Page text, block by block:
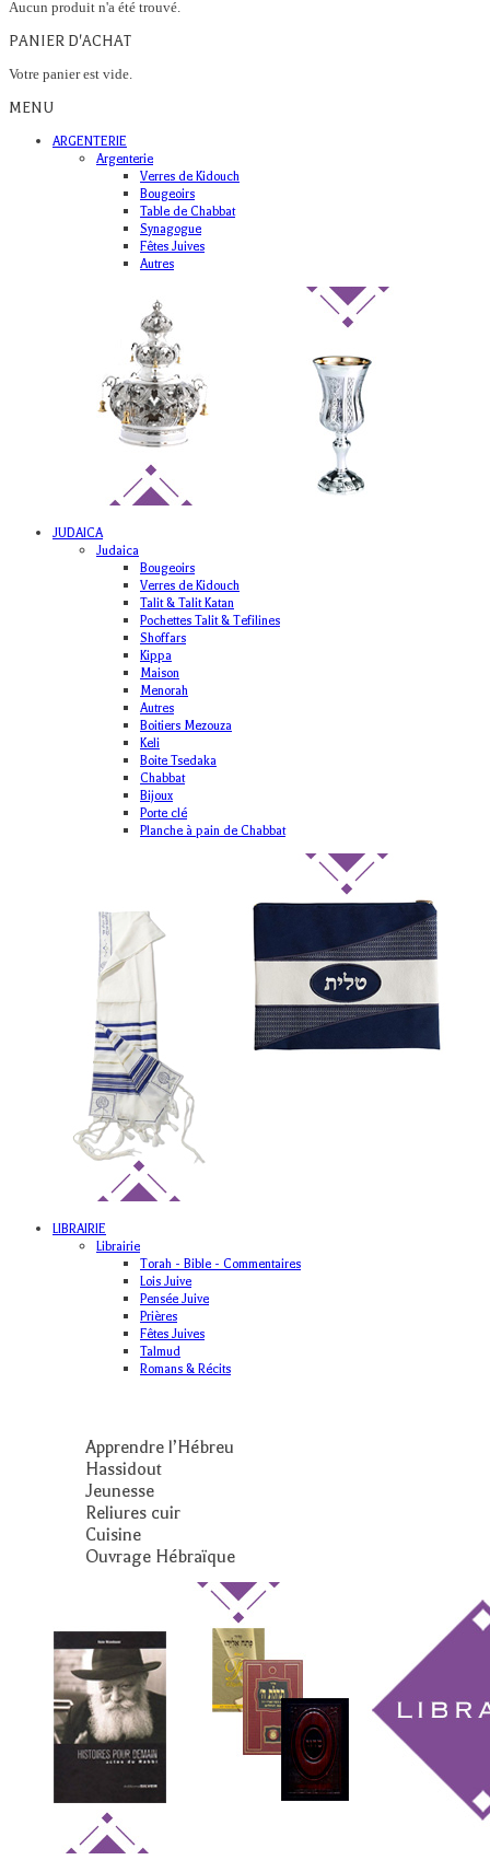
Aucun produit n'a été trouvé.
PANIER D'ACHAT
Votre panier est vide.
MENU
ARGENTERIE
Argenterie
Verres de Kidouch
Bougeoirs
Table de Chabbat
Synagogue
Fêtes Juives
Autres
JUDAICA
Judaica
Bougeoirs
Verres de Kidouch
Talit & Talit Katan
Pochettes Talit & Tefilines
Shoffars
Kippa
Maison
Menorah
Autres
Boitiers Mezouza
Keli
Boite Tsedaka
Chabbat
Bijoux
Porte clé
Planche à pain de Chabbat
LIBRAIRIE
Librairie
Torah - Bible - Commentaires
Lois Juive
Pensée Juive
Prières
Fêtes Juives
Talmud
Romans & Récits
Apprendre l’Hébreu
Hassidout
Jeunesse
Reliures cuir
Cuisine
Ouvrage Hébraïque